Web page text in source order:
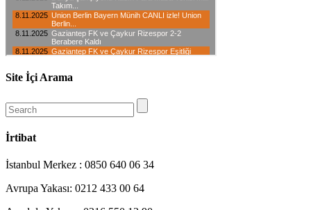
Site İçi Arama
İrtibat
İstanbul Merkez : 0850 640 06 34
Avrupa Yakası: 0212 433 00 64